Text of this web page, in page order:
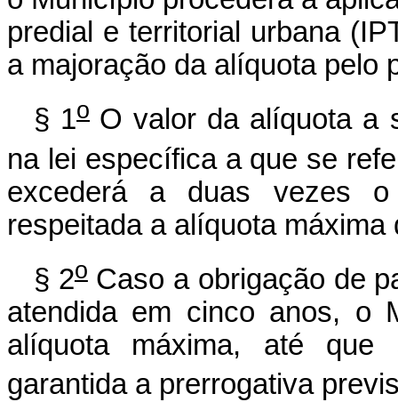
predial e territorial urbana
a majoração da alíquota pelo
§ 1o O valor da alíquota a
na lei específica a que se
excederá a duas vezes
respeitada a alíquota
§ 2o Caso a obrigação de
atendida em cinco anos, o
alíquota máxima, até que
garantida a prerrogativa